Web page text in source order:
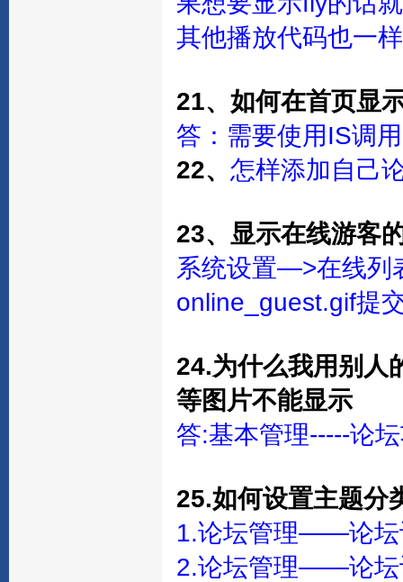
其他播放代码也一
21、如何在首页显
答：需要使用IS调
22、 怎样添加自己
23、显示在线游客
系统设置—>在线列
online_guest.gif提
24.为什么我用别人
等图片不能显示
答:基本管理-----论
25.如何设置主题分
1.论坛管理——论
2.论坛管理——论